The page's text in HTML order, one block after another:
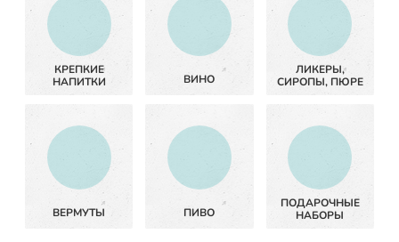
КРЕПКИЕ
НАПИТКИ
ВИНО
ЛИКЕРЫ,
СИРОПЫ, ПЮРЕ
ВЕРМУТЫ ПИВО
ПОДАРОЧНЫЕ
НАБОРЫ